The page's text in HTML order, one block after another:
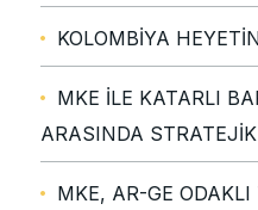
KOLOMBİYA
MKE İLE KATARLI
ARASINDA
MKE, AR-GE ODAKLI